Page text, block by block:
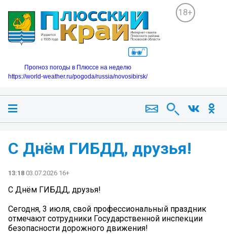
18+
Прогноз погоды в Плюссе на неделю
https://world-weather.ru/pogoda/russia/novosibirsk/
С Днём ГИБДД, друзья!
13:18 03.07.2026 16+
С Днём ГИБДД, друзья!
Сегодня, 3 июля, свой профессиональный праздник
отмечают сотрудники Государственной инспекции
безопасности дорожного движения!